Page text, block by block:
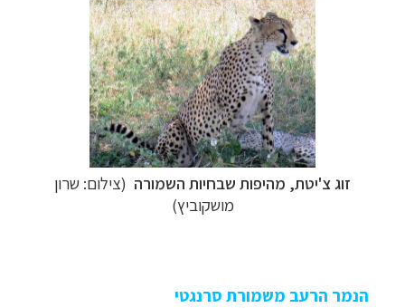
זוג צ'יטת, מהיפות שבחיות השמורה (צילום: שרון
מושקוביץ)
הנמר הרעב משמורת סרנגטי